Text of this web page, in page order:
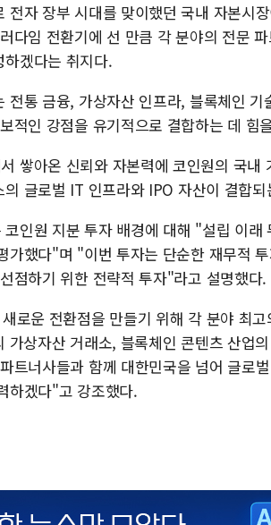
전자 장부 시대를 맞이했던 국내 자본시
다임 전환기에 선 만큼 각 분야의 전문
겠다는 취지다.
전통 금융, 가상자산 인프라, 블록체인
적인 강점을 유기적으로 결합하는 데 힘
쌓아온 신뢰와 자본력에 코인원의 국내
글로벌 IT 인프라와 IPO 자산이 결합되
인원 지분 투자 배경에 대해 "설립 이래
가했다"며 "이번 투자는 단순한 재무적
점하기 위한 전략적 투자"라고 설명했다.
로운 전환점을 만들기 위해 각 분야 최
상자산 거래소, 블록체인 콘텐츠 산업
트너사들과 함께 대한민국을 넘어 글로
하겠다"고 강조했다.